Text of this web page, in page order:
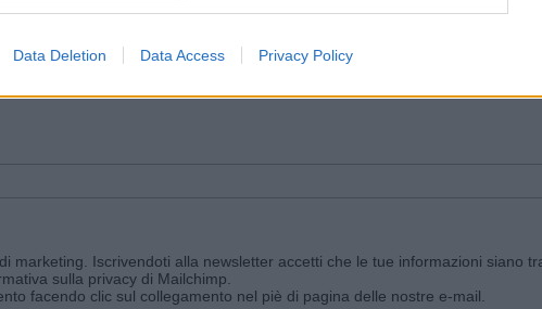
Data Deletion Data Access Privacy Policy
nostre email periodiche contenenti le ultime notizie pubblicate sul sito web!
marketing. Iscrivendoti alla newsletter accetti che le tue informazioni siano
sulla privacy di Mailchimp
facendo clic sul collegamento nel piè di pagina delle nostre e-mail.